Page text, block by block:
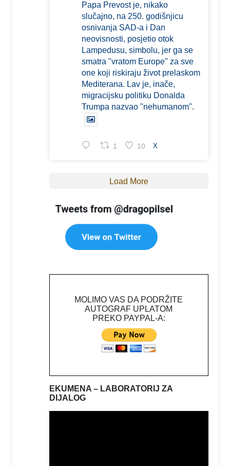
Papa Prevost je, nikako
slučajno, na 250. godišnjicu
osnivanja SAD-a i Dan
neovisnosti, posjetio otok
Lampedusu, simbolu, jer ga se
smatra "vratom Europe" za sve
one koji riskiraju život prelaskom
Mediterana. Lav je, inače,
migracijsku politiku Donalda
Trumpa nazvao "nehumanom".
1 10 X
Load More
MOLIMO VAS DA PODRŽITE
AUTOGRAF UPLATOM
PREKO PAYPAL-A:
EKUMENA – LABORATORIJ ZA
DIJALOG